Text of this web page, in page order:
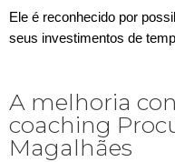
Ele é reconhecido por
seus investimentos de
A melhoria
coaching
Magalhães